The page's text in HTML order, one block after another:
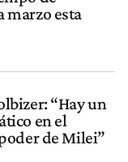
marzo esta
“Hay un
en el
de Milei”